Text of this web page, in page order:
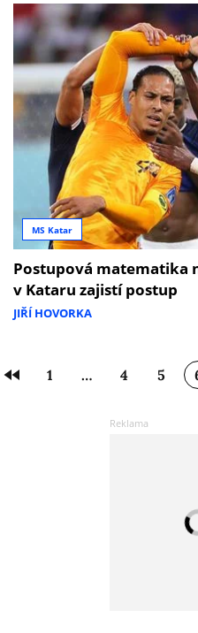
MS Katar
Postupová matematika
v Kataru zajistí postup
JIŘÍ HOVORKA
1 … 4 5